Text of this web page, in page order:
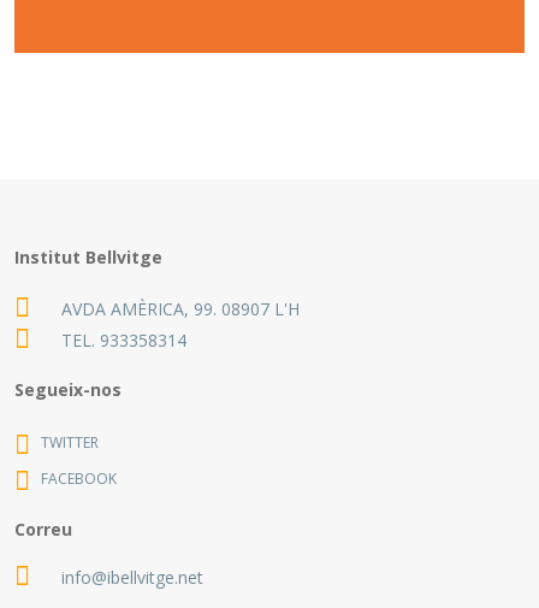
Institut Bellvitge
AVDA AMÈRICA, 99. 08907 L'H
TEL. 933358314
Segueix-nos
TWITTER
FACEBOOK
Correu
info@ibellvitge.net